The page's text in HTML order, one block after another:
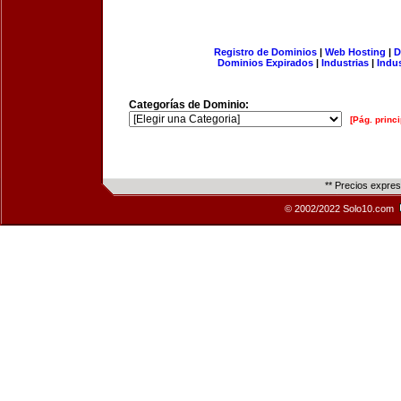
Registro de Dominios| Web Hosting |
Dominios Expirados | Industrias |
Categorías de Dominio:
[Pág.
** Precios
© 2002/2022 Solo10.com